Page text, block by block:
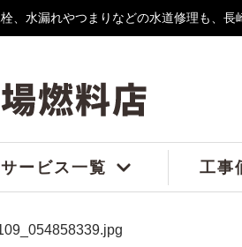
、水漏れやつまりなどの水道修理も、長
サービス一覧 工事